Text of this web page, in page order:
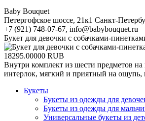
Baby Bouquet
Петергофское шоссе, 21к1 Санкт-
+7 (921) 748-07-67, info@babybouquet.ru
Букет для девочки с собачками-
18295.00000 RUB
Внутри комплект из шести предметов
интерлок, мягкий и приятный на ощупь,
Букеты
Букеты из одежды для
Букеты из одежды для
Универсальные букеты из